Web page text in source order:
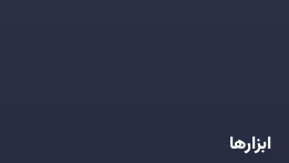
ابزارها